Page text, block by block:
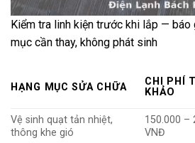
Kiểm tra linh kiện trước khi lắp — báo
mục cần thay, không phát sinh
HẠNG MỤC SỬA CHỮA
CHI PHÍ
KHẢO
Vệ sinh quạt tản nhiệt,
thông khe gió
150.000 –
VNĐ